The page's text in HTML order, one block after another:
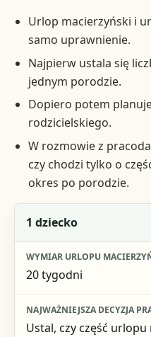
Urlop macierzyński i
samo uprawnienie.
Najpierw ustala się
jednym porodzie.
Dopiero potem
rodzicielskiego.
W rozmowie z
czy chodzi tylko o
okres po porodzie.
Liczba dzieci urodzonych
Wymiar urlopu
Najważniejsza decyzja
Jednostka
1 dziecko
20 tygodni
Ustal, czy część